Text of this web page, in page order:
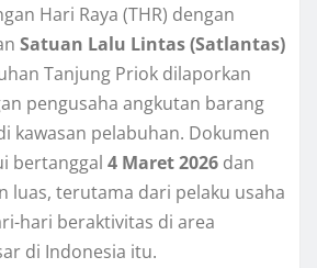
Hari Raya (THR) dengan
Satuan Lalu Lintas (Satlantas)
Tanjung Priok dilaporkan
pengusaha angkutan barang
kawasan pelabuhan. Dokumen
bertanggal 4 Maret 2026 dan
luas, terutama dari pelaku usaha
hari beraktivitas di area
di Indonesia itu.